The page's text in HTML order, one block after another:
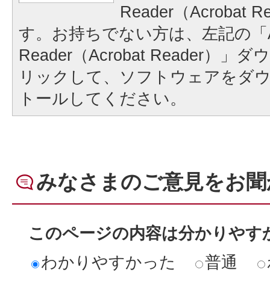
Reader（Acrobat
す。お持ちでない方は、左記の
Reader（Acrobat Reader）」ダ
リックして、ソフトウェアをダ
トールしてください。
みなさまのご意見をお
このページの内容は分かりやす
わかりやすかった
普通